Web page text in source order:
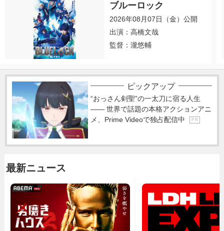
ブルーロック
2026年08月07日（金）公開
出演：高橋文哉
監督：瀧悠輔
ピックアップ
“おっさん剣聖”の一太刀に宿る人生
―― 世界で話題の本格アクションアニ
メ、Prime Videoで独占配信中
P R
最新ニュース